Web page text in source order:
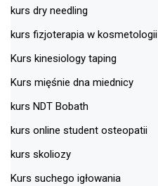
kurs dry needling
kurs fizjoterapia w kosmetologii
Kurs kinesiology taping
Kurs mięśnie dna miednicy
kurs NDT Bobath
kurs online student osteopatii
kurs skoliozy
Kurs suchego igłowania